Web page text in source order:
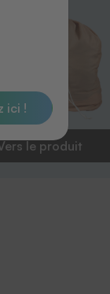
le produit
ici !